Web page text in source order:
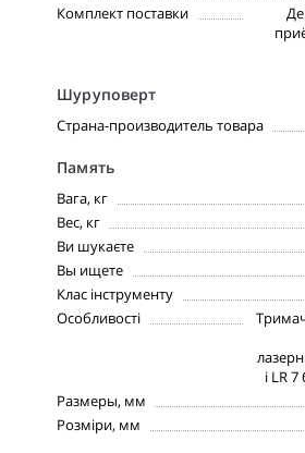
Комплект поставки
Шуруповерт
Страна-производитель товара
Память
Вага, кг
Вес, кг
Ви шукаєте
Вы ищете
Клас інструменту
Особливості
і LR
Размеры, мм
Розміри, мм